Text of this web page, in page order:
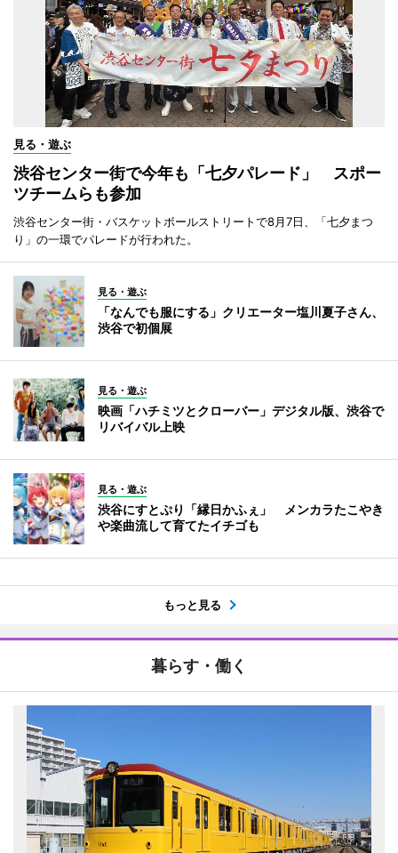
見る・遊ぶ
渋谷センター街で今年も「七夕パレード」 スポー
ツチームらも参加
渋谷センター街・バスケットボールストリートで8月7日、「七夕まつ
り」の一環でパレードが行われた。
見る・遊ぶ
「なんでも服にする」クリエーター塩川夏子さん、
渋谷で初個展
見る・遊ぶ
映画「ハチミツとクローバー」デジタル版、渋谷で
リバイバル上映
見る・遊ぶ
渋谷にすとぷり「縁日かふぇ」 メンカラたこやき
や楽曲流して育てたイチゴも
もっと見る
暮らす・働く